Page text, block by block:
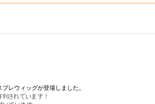
レウィッグが登場しました。